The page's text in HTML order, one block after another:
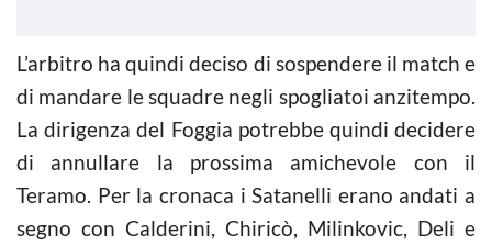
L’arbitro ha quindi deciso di sospendere il match e
di mandare le squadre negli spogliatoi anzitempo.
La dirigenza del Foggia potrebbe quindi decidere
di annullare la prossima amichevole con il
Teramo. Per la cronaca i Satanelli erano andati a
segno con Calderini, Chiricò, Milinkovic, Deli e